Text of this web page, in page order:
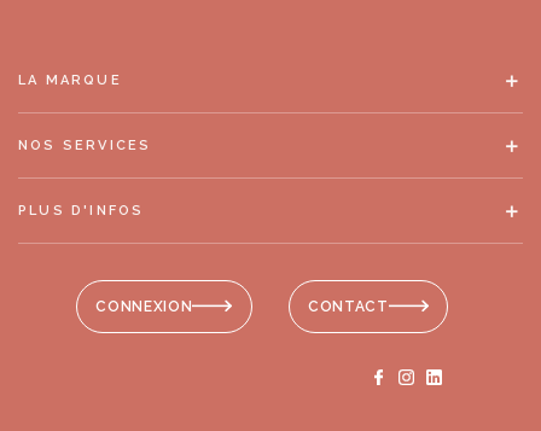
CONNEXION CONTACT
LA MARQUE
NOS SERVICES
PLUS D'INFOS